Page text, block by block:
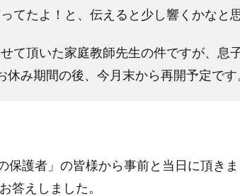
てたよ！と、伝えると少し響くかなと
て頂いた家庭教師先生の件ですが、息
休み期間の後、今月末から再開予定です
保護者」の皆様から事前と当日に頂きま
答えしました。